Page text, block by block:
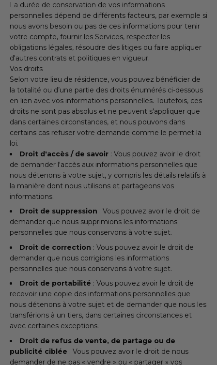
La durée de conservation de vos informations
personnelles dépend de différents facteurs, par exemple si
nous avons besoin ou pas de ces informations pour tenir
votre compte, fournir les Services, respecter les
obligations légales, résoudre des litiges ou faire appliquer
d'autres contrats et politiques en vigueur.
Vos droits
Selon votre lieu de résidence, vous pouvez bénéficier de
la totalité ou d’une partie des droits énumérés ci-dessous
en lien avec vos informations personnelles. Toutefois, ces
droits ne sont pas absolus et ne peuvent s'appliquer que
dans certaines circonstances, et nous pouvons dans
certains cas refuser votre demande comme le permet la
loi.
Droit d'accès / de savoir : Vous pouvez avoir le droit
de demander l'accès aux informations personnelles que
nous détenons à votre sujet, y compris les détails relatifs à
la manière dont nous utilisons et partageons vos
informations.
Droit de suppression : Vous pouvez avoir le droit de
demander que nous supprimions les informations
personnelles que nous conservons à votre sujet.
Droit de correction : Vous pouvez avoir le droit de
demander que nous corrigions les informations
personnelles que nous conservons à votre sujet.
Droit de portabilité : Vous pouvez avoir le droit de
recevoir une copie des informations personnelles que
nous détenons à votre sujet et de demander que nous les
transférions à un tiers, dans certaines circonstances et
avec certaines exceptions.
Droit de refus de vente, de partage ou de
publicité ciblée : Vous pouvez avoir le droit de nous
demander de ne pas « vendre » ou « partager » vos